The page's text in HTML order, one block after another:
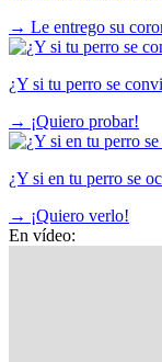
→ Le entrego su
¿Y si tu perro se
→ ¡Quiero probar!
¿Y si en tu perro se
→ ¡Quiero verlo!
En vídeo: